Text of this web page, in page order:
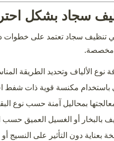
سجاد بشكل
تنظيف سجاد تعتمد على خطوات
مخصصة.
الألياف وتحديد الطريقة
باستخدام مكنسة قوية ذات شفط
بمحاليل آمنة حسب نوع
بالبخار أو الغسيل العميق حسب
بعناية دون التأثير على النسيج أو